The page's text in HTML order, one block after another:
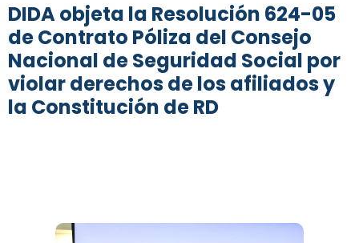
DIDA objeta la Resolución 624-05
de Contrato Póliza del Consejo
Nacional de Seguridad Social por
violar derechos de los afiliados y
la Constitución de RD